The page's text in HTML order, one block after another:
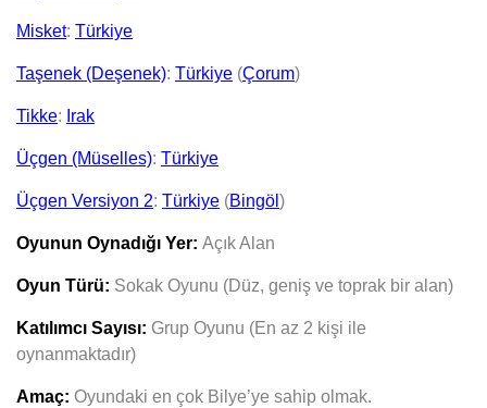
Misket: Türkiye
Taşenek (Deşenek): Türkiye (Çorum)
Tikke: Irak
Üçgen (Müselles): Türkiye
Üçgen Versiyon 2: Türkiye (Bingöl )
Oyunun Oynadığı Yer: Açık Alan
Oyun Türü: Sokak Oyunu (Düz, geniş ve toprak bir alan)
Katılımcı Sayısı: Grup Oyunu (En az 2 kişi ile
oynanmaktadır)
Amaç: Oyundaki en çok Bilye’ye sahip olmak.